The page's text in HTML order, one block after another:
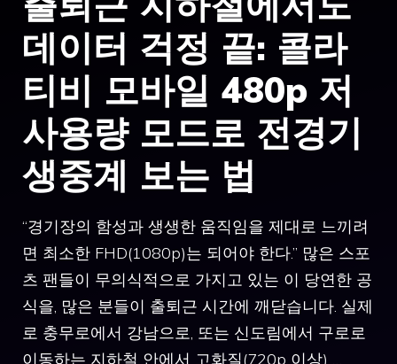
데이터 걱정 끝: 콜라
티비 모바일 480p 저
사용량 모드로 전경기
생중계 보는 법
“경기장의 함성과 생생한 움직임을 제대로 느끼려
면 최소한 FHD(1080p)는 되어야 한다.” 많은 스포
츠 팬들이 무의식적으로 가지고 있는 이 당연한 공
식을, 많은 분들이 출퇴근 시간에 깨닫습니다. 실제
로 충무로에서 강남으로, 또는 신도림에서 구로로
이동하는 지하철 안에서 고화질(720p 이상) …